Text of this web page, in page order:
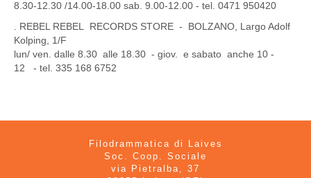
8.30-12.30 /14.00-18.00 sab. 9.00-12.00 - tel. 0471 950420
. REBEL REBEL RECORDS STORE - BOLZANO, Largo Adolf
Kolping, 1/F
lun/ ven. dalle 8.30 alle 18.30 - giov. e sabato anche 10 -
12 - tel. 335 168 6752
Filodrammatica di Laives
Soc. Coop. Sociale
via Pietralba, 37